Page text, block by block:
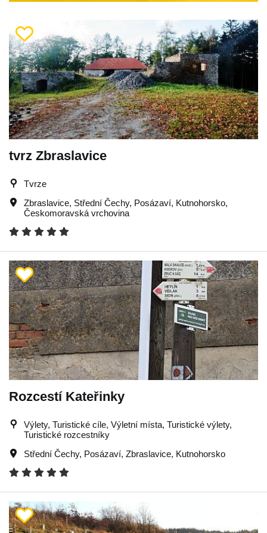
tvrz Zbraslavice
Tvrze
Zbraslavice, Střední Čechy, Posázaví, Kutnohorsko,
Českomoravská vrchovina
Rozcestí Kateřinky
Výlety, Turistické cíle, Výletní místa, Turistické výlety,
Turistické rozcestníky
Střední Čechy, Posázaví, Zbraslavice, Kutnohorsko